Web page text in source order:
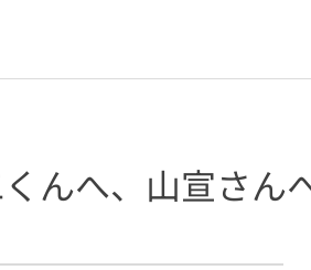
んへ、山宣さん